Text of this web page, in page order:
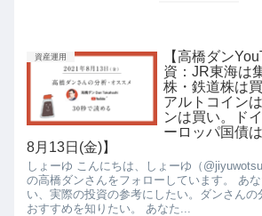
資産運用
【高橋ダン
資：JR東海は
株・鉄道株は
アルトコイン
ンは買い。ド
ーロッパ国債
8月13日(金)】
しょーゆ こんにちは、しょーゆ（
の高橋ダンさんをフォローしています。 あ
い、実際の投資の参考にしたい。ダンさんの
おすすめを知りたい。 あなた...